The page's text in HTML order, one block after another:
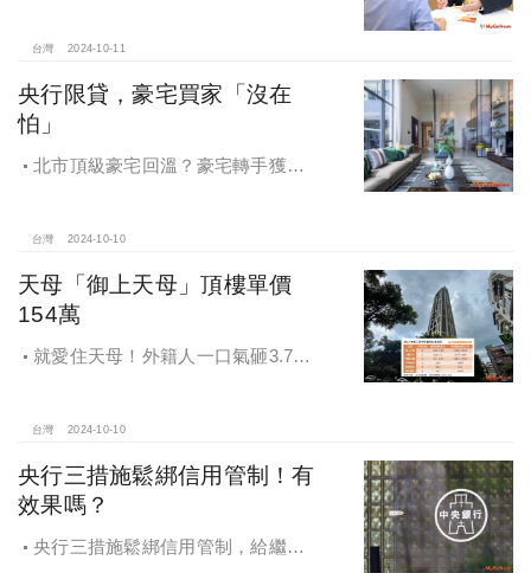
產交易安全
台灣 2024-10-11
央行限貸，豪宅買家「沒在
怕」
北市頂級豪宅回溫？豪宅轉手獲利
台灣 2024-10-10
天母「御上天母」頂樓單價
154萬
就愛住天母！外籍人一口氣砸3.78
台灣 2024-10-10
央行三措施鬆綁信用管制！有
效果嗎？
央行三措施鬆綁信用管制，給繼